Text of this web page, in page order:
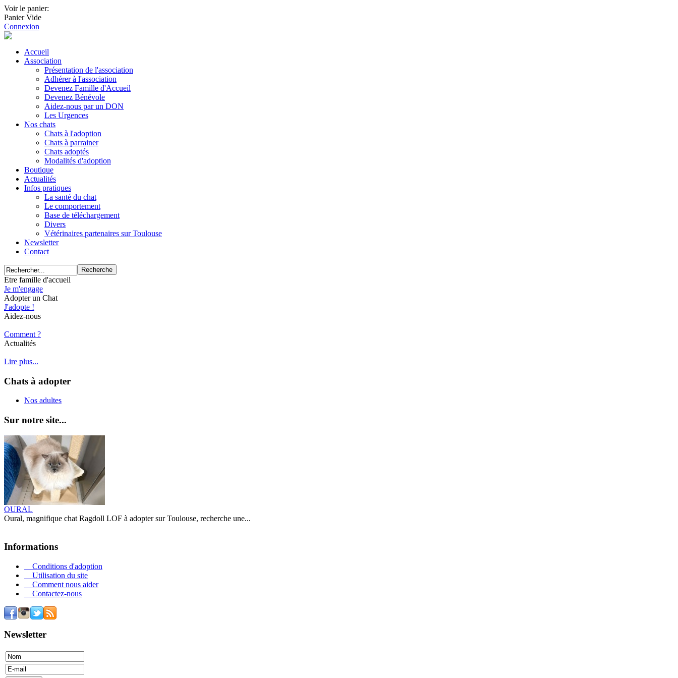
Voir le panier:
Panier Vide
Connexion
Accueil
Association
Présentation de l'association
Adhérer à l'association
Devenez Famille d'Accueil
Devenez Bénévole
Aidez-nous par un DON
Les Urgences
Nos chats
Chats à l'adoption
Chats à parrainer
Chats adoptés
Modalités d'adoption
Boutique
Actualités
Infos pratiques
La santé du chat
Le comportement
Base de téléchargement
Divers
Vétérinaires partenaires sur Toulouse
Newsletter
Contact
Etre famille d'accueil
Je m'engage
Adopter un Chat
J'adopte !
Aidez-nous
Comment ?
Actualités
Lire plus...
Chats à adopter
Nos adultes
Sur notre site...
OURAL
Oural, magnifique chat Ragdoll LOF à adopter sur Toulouse, recherche une...
Informations
Conditions d'adoption
Utilisation du site
Comment nous aider
Contactez-nous
Newsletter